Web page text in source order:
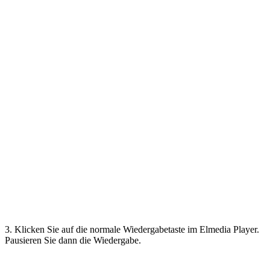
3. Klicken Sie auf die normale Wiedergabetaste im Elmedia Player.
Pausieren Sie dann die Wiedergabe.